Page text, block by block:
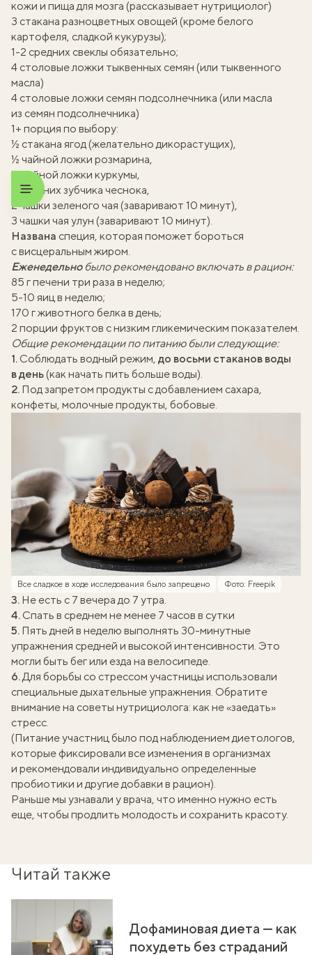
кожи и пища для мозга (рассказывает нутрициолог)
3 стакана разноцветных овощей (кроме белого
картофеля, сладкой кукурузы);
1-2 средних свеклы обязательно;
4 столовые ложки тыквенных семян (или тыквенного
масла)
4 столовые ложки семян подсолнечника (или масла
из семян подсолнечника)
1+ порция по выбору:
½ стакана ягод (желательно дикорастущих),
½ чайной ложки розмарина,
½ чайной ложки куркумы,
2 средних зубчика чеснока,
2 чашки зеленого чая (заваривают 10 минут),
3 чашки чая улун (заваривают 10 минут).
Названа специя, которая поможет бороться
с висцеральным жиром.
Еженедельнобыло рекомендовано включать в рацион:
85 г печени три раза в неделю;
5-10 яиц в неделю;
170 г животного белка в день;
2 порции фруктов с низким гликемическим показателем.
Общие рекомендации по питанию были следующие:
1.Соблюдать водный режим, до восьми стаканов воды
в день(как начать пить больше воды).
2. Под запретом продукты с добавлением сахара,
конфеты, молочные продукты, бобовые.
Все сладкое в ходе исследования было запрещено Фото: Freepik
3. Не есть с 7 вечера до 7 утра.
4.Спать в среднем не менее 7 часов в сутки
5. Пять дней в неделю выполнять 30-минутные
упражнения средней и высокой интенсивности. Это
могли быть бег или езда на велосипеде.
6.Для борьбы со стрессом участницы использовали
специальные дыхательные упражнения. Обратите
внимание на советы нутрициолога: как не «заедать»
стресс.
(Питание участниц было под наблюдением диетологов,
которые фиксировали все изменения в организмах
и рекомендовали индивидуально определенные
пробиотики и другие добавки в рацион).
Раньше мы узнавали у врача, что именно нужно есть
еще, чтобы продлить молодость и сохранить красоту.
Читай также
Дофаминовая диета — как
похудеть без страданий